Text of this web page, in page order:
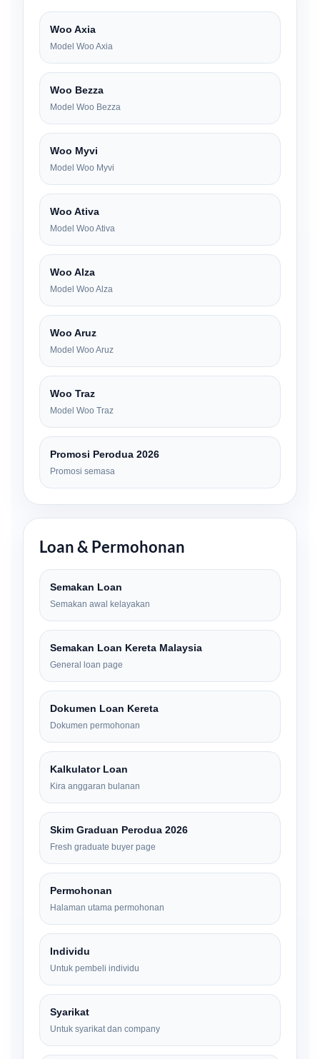
Woo Axia
Model Woo Axia
Woo Bezza
Model Woo Bezza
Woo Myvi
Model Woo Myvi
Woo Ativa
Model Woo Ativa
Woo Alza
Model Woo Alza
Woo Aruz
Model Woo Aruz
Woo Traz
Model Woo Traz
Promosi Perodua 2026
Promosi semasa
Loan & Permohonan
Semakan Loan
Semakan awal kelayakan
Semakan Loan Kereta Malaysia
General loan page
Dokumen Loan Kereta
Dokumen permohonan
Kalkulator Loan
Kira anggaran bulanan
Skim Graduan Perodua 2026
Fresh graduate buyer page
Permohonan
Halaman utama permohonan
Individu
Untuk pembeli individu
Syarikat
Untuk syarikat dan company